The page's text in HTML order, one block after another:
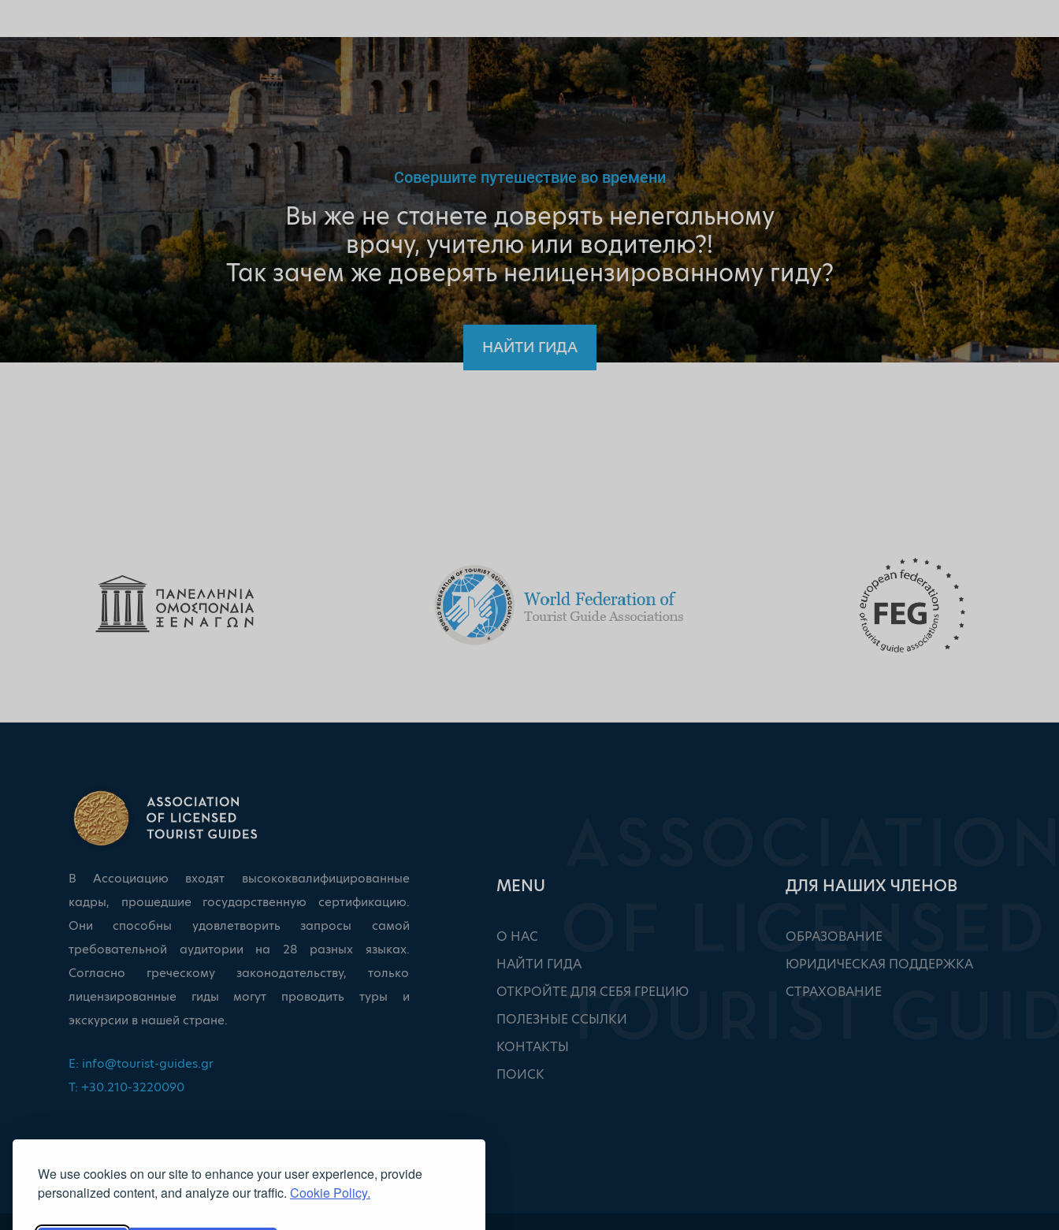
We use cookies on our site to enhance your user experience, provide
personalized content, and analyze our traffic. Cookie Policy.
Совершите путешествие во времени
Вы же не станете доверять нелегальному
врачу, учителю или водителю?!
Так зачем же доверять нелицензированному гиду?
НАЙТИ ГИДА
В Ассоциацию входят высококвалифицированные
кадры, прошедшие государственную сертификацию.
Они способны удовлетворить запросы самой
требовательной аудитории на 28 разных языках.
Согласно греческому законодательству, только
лицензированные гиды могут проводить туры и
экскурсии в нашей стране.
E: info@tourist-guides.gr
T: +30.210-3220090
ΜΕΝU
О НАС
НАЙТИ ГИДА
ОТКРОЙТЕ ДЛЯ СЕБЯ ГРЕЦИЮ
ПОЛЕЗНЫЕ ССЫЛКИ
КОНТАКТЫ
ПОИСК
ДЛЯ НАШИХ ЧЛЕНОВ
ОБРАЗОВАНИЕ
ЮРИДИЧЕСКАЯ ПОДДЕРЖКА
СТРАХОВАНИЕ